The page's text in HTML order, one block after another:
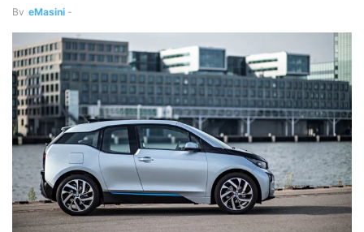
By eMasini -